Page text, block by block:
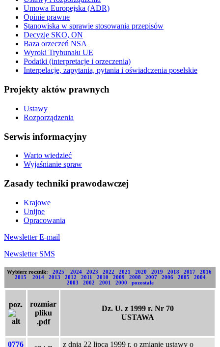
Umowa Europejska (ADR)
Opinie prawne
Stanowiska w sprawie stosowania przepisów
Decyzje SKO, ON
Baza orzeczeń NSA
Wyroki Trybunału UE
Podatki (interpretacje i orzeczenia)
Interpelacje, zapytania, pytania i oświadczenia poselskie
Projekty aktów prawnych
Ustawy
Rozporządzenia
Serwis informacyjny
Warto wiedzieć
Wyjaśnianie spraw
Zasady techniki prawodawczej
Krajowe
Unijne
Opracowania
Newsletter E-mail
Newsletter SMS
Wybierz rocznik: 2025 2024 2023 2022 2021 2020 2019 2018 2017
2016
2015
2014 2013 2012 2011 2010 2009 2008 2007 2006 2005
2004
2003
2002 2001 2000 pozostałe
poz.
rozmiar
pliku
.pdf
Dz. U. z 1999 r. Nr 70
USTAWA
0776 z dnia 22 lipca 1999 r. o zmianie ustawy o